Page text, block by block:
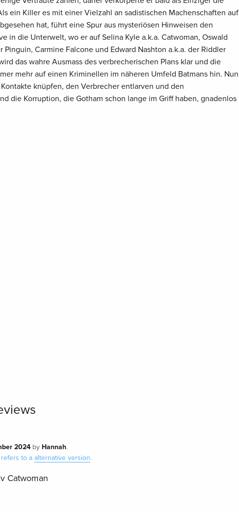
ein Killer es mit einer Vielzahl an sadistischen Machenschaften auf
hat, führt eine Spur aus mysteriösen Hinweisen den
in die Unterwelt, wo er auf Selina Kyle a.k.a. Catwoman, Oswald
Pinguin, Carmine Falcone und Edward Nashton a.k.a. der Riddler
das wahre Ausmass des verbrecherischen Plans klar und die
mehr auf einen Kriminellen im näheren Umfeld Batmans hin. Nun
knüpfen, den Verbrecher entlarven und den
die Korruption, die Gotham schon lange im Griff haben, gnadenlos
2024by Hannah.
to a alternative version.
Catwoman